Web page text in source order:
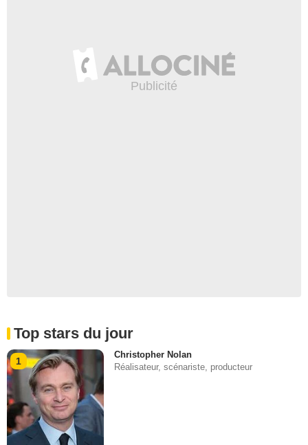
Top stars du jour
1
Christopher Nolan
Réalisateur, scénariste, producteur